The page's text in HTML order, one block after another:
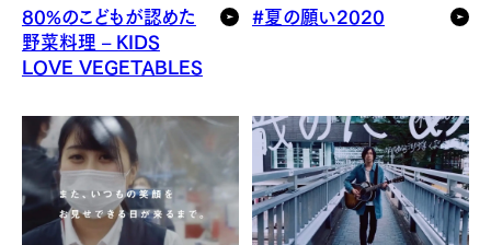
80%のこどもが認めた
野菜料理 – KIDS
LOVE VEGETABLES
#夏の願い2020